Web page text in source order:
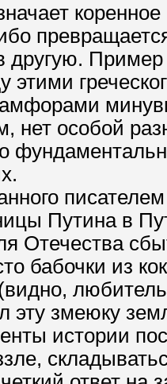
другую.
этими
амфорами
нет особой
Путина в
Отечества
бабочки из
эту змеюку
истории